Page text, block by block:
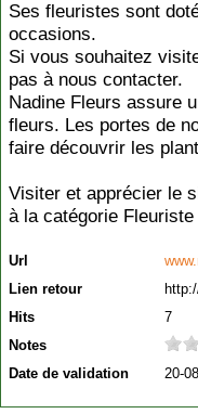
Ses fleuristes sont
occasions.
Si vous souhaitez
pas à nous contacter.
Nadine Fleurs assure
fleurs. Les portes de
faire découvrir les
Visiter et apprécier le
à la catégorie
Url
Lien retour
Hits
7
Notes
Date de validation
20-